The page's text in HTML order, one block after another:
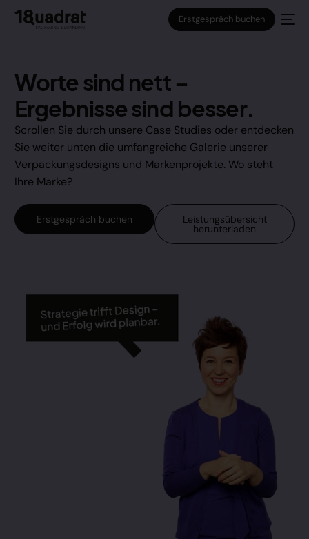
Erstgespräch buchen
Worte sind nett –
Ergebnisse sind besser.
Scrollen Sie durch unsere Case Studies oder entdecken
Sie weiter unten die umfangreiche Galerie unserer
Verpackungsdesigns und Markenprojekte. Wo steht
Ihre Marke?
Erstgespräch buchen Leistungsübersicht
herunterladen